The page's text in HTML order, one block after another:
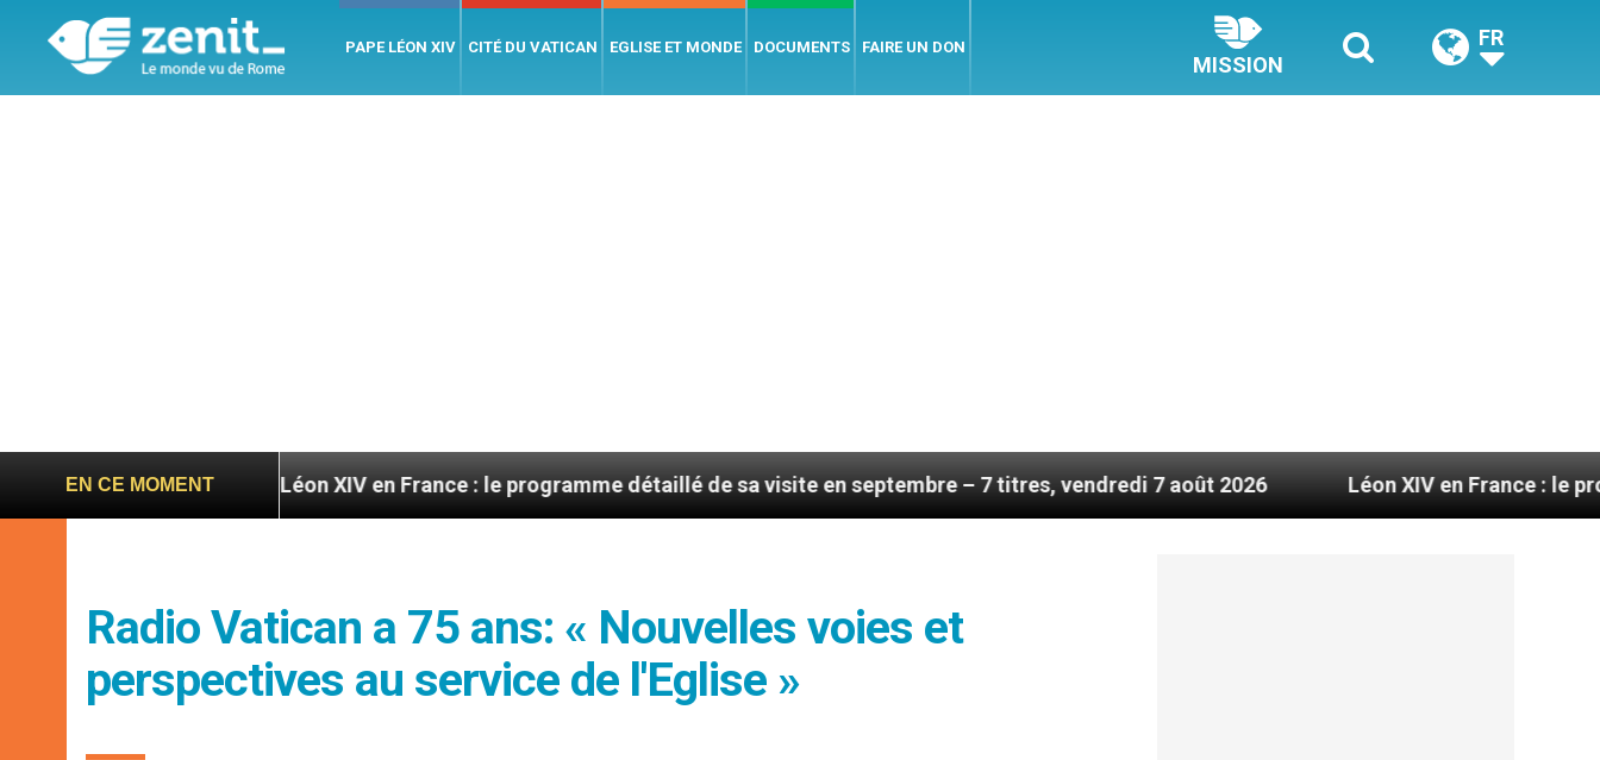
PAPE LÉON XIV CITÉ DU VATICAN EGLISE ET MONDE DOCUMENTS FAIRE UN DON
MISSION
FR
EN CE MOMENT
Léon XIV en France : le programme détaillé de sa visite en septembre – 7 titres, vendredi 7 août 2026 Léon XIV en France : le programme
Radio Vatican a 75 ans: « Nouvelles voies et
perspectives au service de l'Eglise »